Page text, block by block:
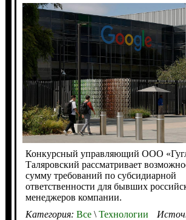
Конкурсный управляющий ООО
Таляровский рассматривает
сумму требований по субсидиарной
ответственности для бывших
менеджеров компании.
Категория: Все\Технологии